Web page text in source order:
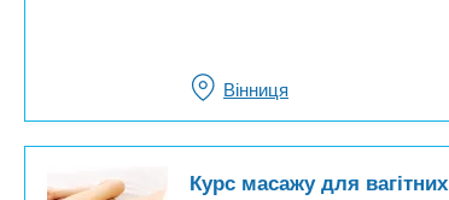
Вінниця
Курс масажу для вагітних